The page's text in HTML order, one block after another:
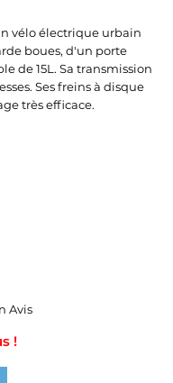
vélo électrique urbain
boues, d'un porte
de 15L. Sa transmission
Ses freins à disque
très efficace.
Avis
!